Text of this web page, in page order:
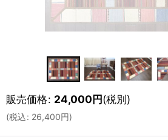
販売価格: 24,000円(税別)
(税込: 26,400円)